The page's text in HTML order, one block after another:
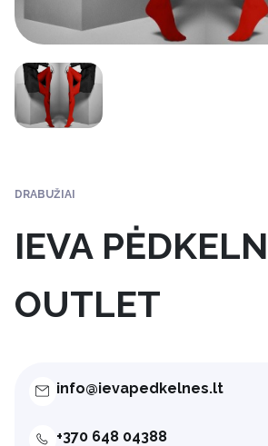
DRABUŽIAI
IEVA
OUTLET
info@ievapedkelnes.lt
+370 648 04388